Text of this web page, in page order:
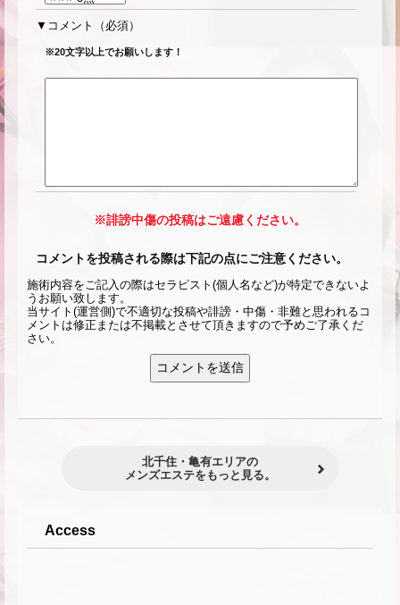
コメント （必須）
※20文字以上でお願いします！
※誹謗中傷の投稿はご遠慮ください。
コメントを投稿される際は下記の点にご注意ください。
施術内容をご記入の際はセラピスト(個人名など)が特定できないよ
うお願い致します。
当サイト(運営側)で不適切な投稿や誹謗・中傷・非難と思われるコ
メントは修正または不掲載とさせて頂きますので予めご了承くだ
さい。
北千住・亀有エリアの
メンズエステをもっと見る。
Access